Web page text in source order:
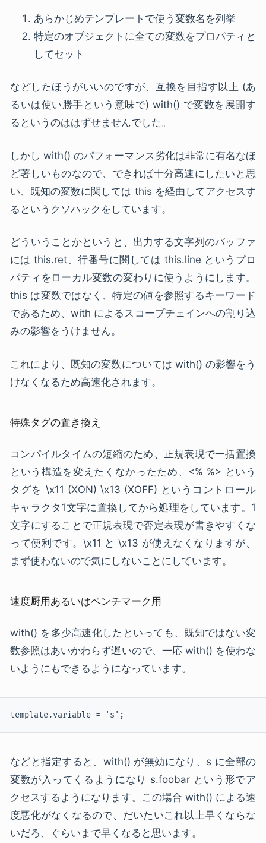
あらかじめテンプレートで使う変数名を列挙
特定のオブジェクトに全ての変数をプロパティと
してセット
などしたほうがいいのですが、互換を目指す以上 (あ
るいは使い勝手という意味で) with() で変数を展開す
るというのははずせませんでした。
しかし with() のパフォーマンス劣化は非常に有名なほ
ど著しいものなので、できれば十分高速にしたいと思
い、既知の変数に関しては this を経由してアクセスす
るというクソハックをしています。
どういうことかというと、出力する文字列のバッファ
には this.ret、行番号に関しては this.line というプロ
パティをローカル変数の変わりに使うようにします。
this は変数ではなく、特定の値を参照するキーワード
であるため、with によるスコープチェインへの割り込
みの影響をうけません。
これにより、既知の変数については with() の影響をう
けなくなるため高速化されます。
特殊タグの置き換え
コンパイルタイムの短縮のため、正規表現で一括置換
という構造を変えたくなかったため、<% %> という
タグを \x11 (XON) \x13 (XOFF) というコントロール
キャラクタ1文字に置換してから処理をしています。1
文字にすることで正規表現で否定表現が書きやすくな
って便利です。\x11 と \x13 が使えなくなりますが、
まず使わないので気にしないことにしています。
速度厨用あるいはベンチマーク用
with() を多少高速化したといっても、既知ではない変
数参照はあいかわらず遅いので、一応 with() を使わな
いようにもできるようになっています。
template.variable = 's';
などと指定すると、with() が無効になり、s に全部の
変数が入ってくるようになり s.foobar という形でア
クセスするようになります。この場合 with() による速
度悪化がなくなるので、だいたいこれ以上早くならな
いだろ、ぐらいまで早くなると思います。